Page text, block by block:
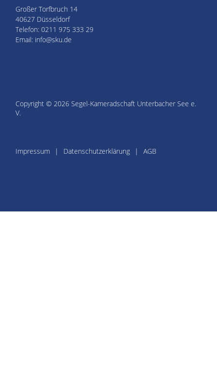
Großer Torfbruch 14
40627 Düsseldorf
Telefon: 0211 975 333 29
Email: info@sku.de
Copyright © 2026 Segel-Kameradschaft Unterbacher See e.
V.
Impressum Datenschutzerklärung AGB